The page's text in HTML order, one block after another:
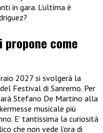
in gara. L’ultima è
come
2027 si svolgerà la
Festival di Sanremo. Per
Stefano De Martino alla
musicale più
E’ tantissima la curiosità
che non vede l’ora di